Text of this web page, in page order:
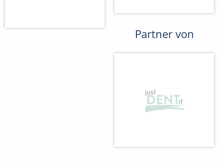
Partner von